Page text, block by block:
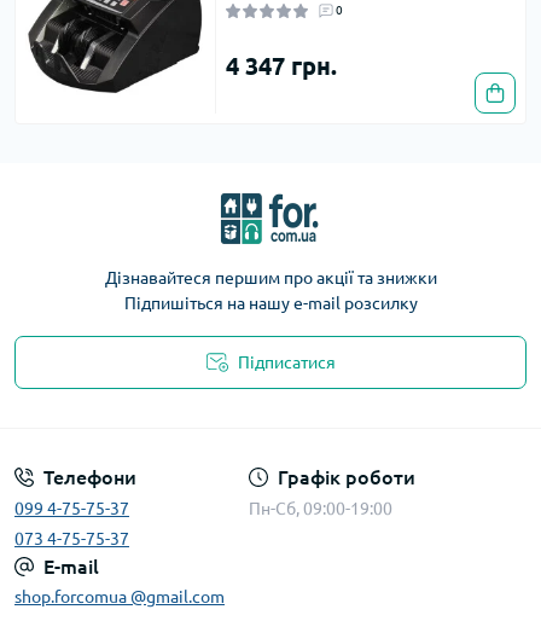
0
4 347 грн.
Дізнавайтеся першим про акції та знижки
Підпишіться на нашу e-mail розсилку
Підписатися
Телефони
099 4-75-75-37
073 4-75-75-37
Графік роботи
Пн-Сб, 09:00-19:00
E-mail
shop.forcomua @gmail.com